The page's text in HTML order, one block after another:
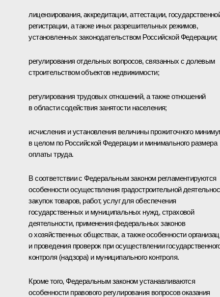
лицензирования, аккредитации, аттестации,
регистрации, а также иных разрешительных режимов,
установленных законодательством Российской Федерации;
регулирования отдельных вопросов, связанных с долевым
строительством объектов недвижимости;
регулирования трудовых отношений, а также отношений
в области содействия занятости населения;
исчисления и установления величины прожиточного
в целом по Российской Федерации и минимального размера
оплаты труда.
В соответствии с Федеральным законом регламентируются
особенности осуществления градостроительной
закупок товаров, работ, услуг для обеспечения
государственных и муниципальных нужд, страховой
деятельности, применения федеральных законов
о хозяйственных обществах, а также особенности
и проведения проверок при осуществлении
контроля (надзора) и муниципального контроля.
Кроме того, Федеральным законом устанавливаются
особенности правового регулирования вопросов оказания